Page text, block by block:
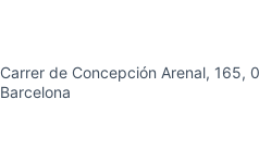
Carrer de Concepción Arenal, 165,
Barcelona